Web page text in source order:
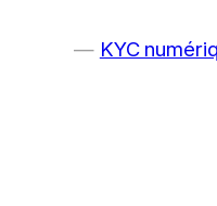
KYC